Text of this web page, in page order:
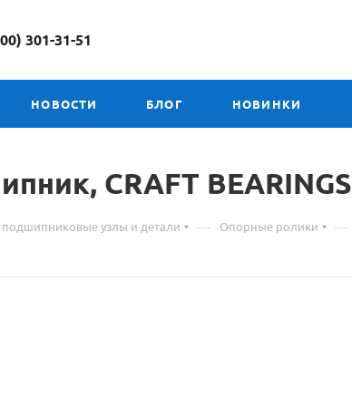
301-31-51
НОВОСТИ БЛОГ НОВИНКИ
CRAFT BEARINGS
узлы и детали — Опорные ролики —